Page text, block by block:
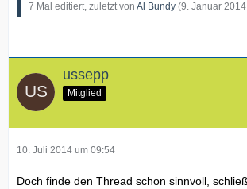
7 Mal editiert, zuletzt von Al Bundy (9. Januar
ussepp
Mitglied
10. Juli 2014 um 09:54
Doch finde den Thread schon sinnvoll,